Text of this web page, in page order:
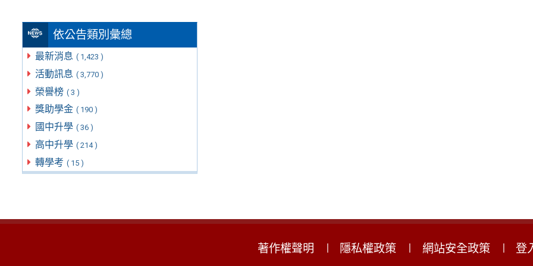
依公告類別彙總
最新消息 ( 1,423 )
活動訊息 ( 3,770 )
榮譽榜 ( 3 )
獎助學金 ( 190 )
國中升學 ( 36 )
高中升學 ( 214 )
轉學考 ( 15 )
著作權聲明 隱私權政策 網站安全政策
登